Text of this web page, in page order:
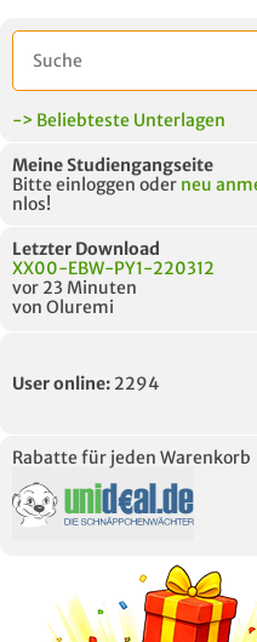
Module anderer Unis
-> Beliebteste Unterlagen
Meine Studiengangseite
Bitte einloggen oder neu
nlos!
Letzter Download
XX00-EBW-PY1-220312
vor 23 Minuten
von Oluremi
User online: 2294
Rabatte für jeden Warenkorb